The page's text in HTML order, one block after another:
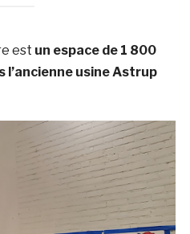
est un espace de 1 800
usine Astrup